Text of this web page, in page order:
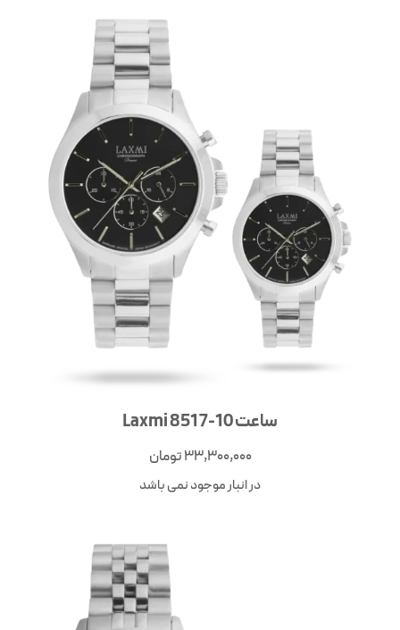
ساعت Laxmi 8517-10
33,300,000تومان
در انبار موجود نمی باشد